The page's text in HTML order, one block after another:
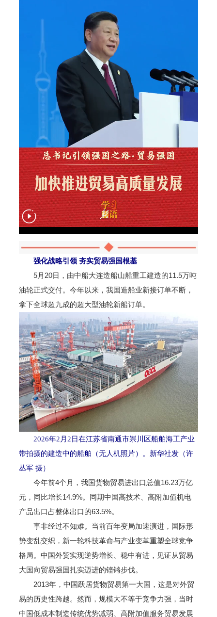
强化战略引领 夯实贸易强国根基
5月20日，由中船大连造船山船重工建造的11.5万吨
油轮正式交付。今年以来，我国造船业新接订单不断，
拿下全球超九成的超大型油轮新船订单。
2026年2月2日在江苏省南通市崇川区船舶海工产业
带拍摄的建造中的船舶（无人机照片）。新华社发（许
丛军 摄）
今年前4个月，我国货物贸易进出口总值16.23万亿
元，同比增长14.9%。同期中国高技术、高附加值机电
产品出口占整体出口的63.5%。
事非经过不知难。当前百年变局加速演进，国际形
势变乱交织，新一轮科技革命与产业变革重塑全球竞争
格局。中国外贸实现逆势增长、稳中有进，见证从贸易
大国向贸易强国扎实迈进的铿锵步伐。
2013年，中国跃居货物贸易第一大国，这是对外贸
易的历史性跨越。然而，规模大不等于竞争力强，当时
中国低成本制造传统优势减弱、高附加值服务贸易发展